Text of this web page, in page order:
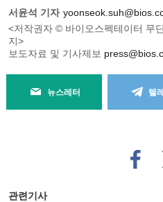
서윤석 기자
<저작권자 © 바이오스펙테이터 무
지>
보도자료 및 기사제보
뉴스레터 텔
페
이
관련기사